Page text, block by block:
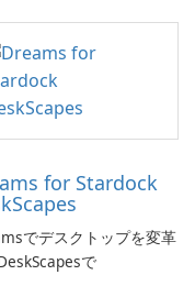
for Stardock
でデスクトップを変革
で